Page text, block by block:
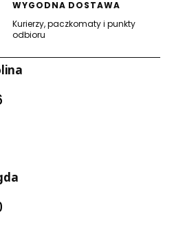
WYGODNA DOSTAWA
Kurierzy, paczkomaty i punkty
odbioru